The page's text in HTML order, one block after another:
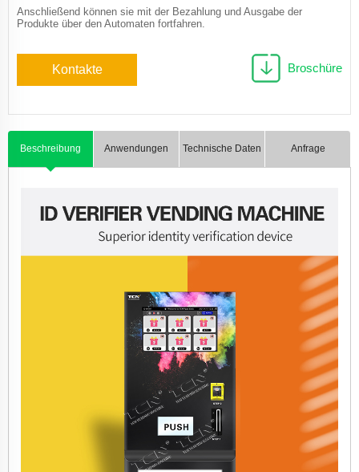
Anschließend können sie mit der Bezahlung und Ausgabe der
Produkte über den Automaten fortfahren.
Kontakte Broschüre
Beschreibung Anwendungen Technische Daten Anfrage